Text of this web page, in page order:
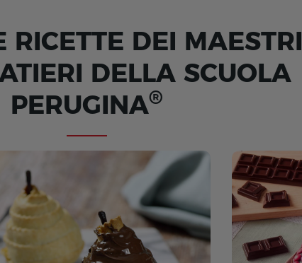
RICETTE DEI MAESTRI
DELLA SCUOLA
PERUGINA®